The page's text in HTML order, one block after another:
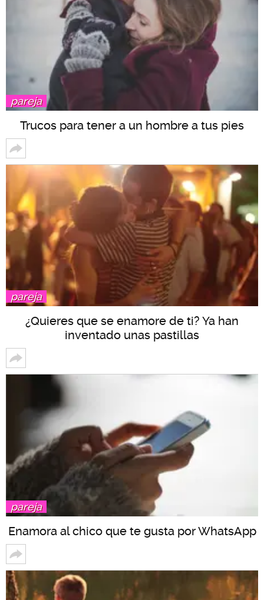
pareja
Trucos para tener a un hombre a tus pies
pareja
¿Quieres que se enamore de ti? Ya han
inventado unas pastillas
pareja
Enamora al chico que te gusta por WhatsApp